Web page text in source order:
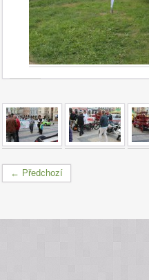
← Předchozí